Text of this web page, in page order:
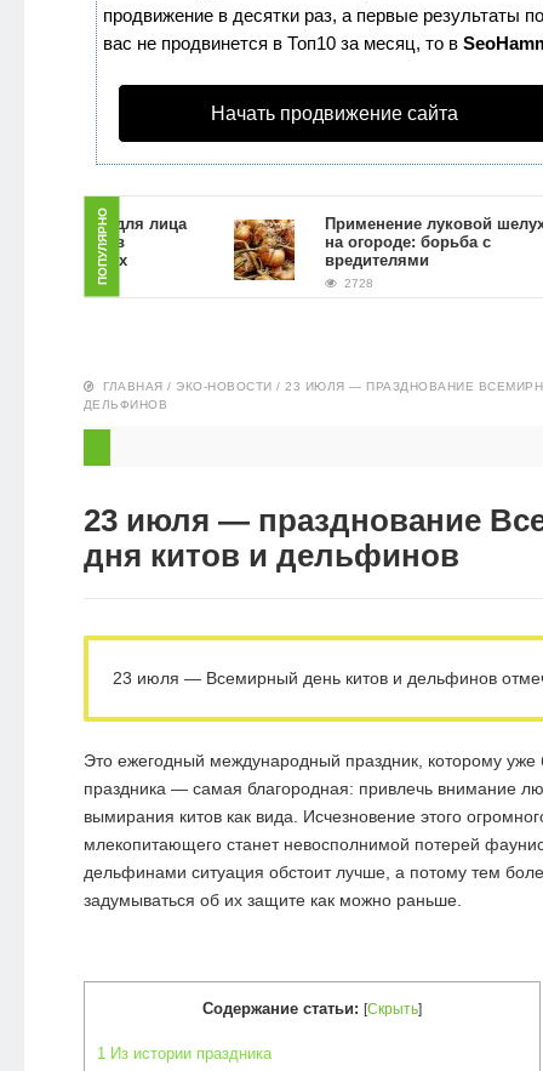
ЗДОРОВЬЕ
НОВОСТИ
продвижение в десятки раз, а первые результаты
вас не продвинется в Топ10 за месяц, то в
Начать продвижение сайта
ПОПУЛЯРНО
скраб для лица
Применение луковой шелухи
на огороде: борьба с
вредителями
2728
ГЛАВНАЯ / ЭКО-НОВОСТИ /23 ИЮЛЯ — ПРАЗДНОВАНИЕ
ДЕЛЬФИНОВ
23 июля — празднование
дня китов и дельфинов
23 июля — Всемирный день китов и дельфинов
Это ежегодный международный праздник, которому уже
праздника — самая благородная: привлечь внимание
вымирания китов как вида. Исчезновение этого
млекопитающего станет невосполнимой потерей
дельфинами ситуация обстоит лучше, а потому тем
задумываться об их защите как можно раньше.
Содержание статьи: [Скрыть]
1Из истории праздника